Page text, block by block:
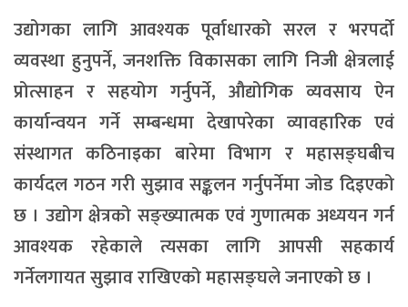
उद्योगका लागि आवश्यक पूर्वाधारको सरल र भरपर्दो
व्यवस्था हुनुपर्ने, जनशक्ति विकासका लागि निजी क्षेत्रलाई
प्रोत्साहन र सहयोग गर्नुपर्ने, औद्योगिक व्यवसाय ऐन
कार्यान्वयन गर्ने सम्बन्धमा देखापरेका व्यावहारिक एवं
संस्थागत कठिनाइका बारेमा विभाग र महासङ्घबीच
कार्यदल गठन गरी सुझाव सङ्कलन गर्नुपर्नेमा जोड दिइएको
छ । उद्योग क्षेत्रको सङ्ख्यात्मक एवं गुणात्मक अध्ययन गर्न
आवश्यक रहेकाले त्यसका लागि आपसी सहकार्य
गर्नेलगायत सुझाव राखिएको महासङ्घले जनाएको छ ।